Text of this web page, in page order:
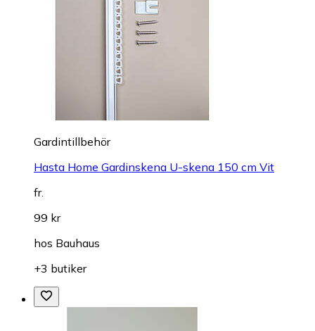
Gardintillbehör
Hasta Home Gardinskena U-skena 150 cm Vit
fr.
99 kr
hos Bauhaus
+3 butiker